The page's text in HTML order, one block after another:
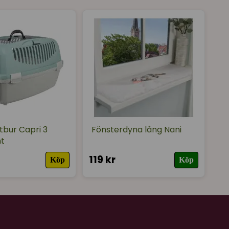
Capri 3
Köp
Fönsterdyna lång Nani
119 kr Köp